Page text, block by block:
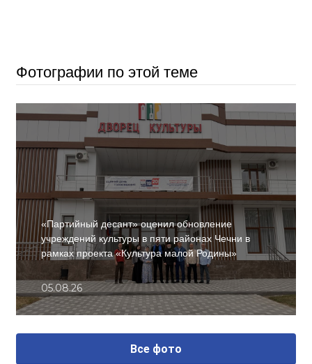
Фотографии по этой теме
«Партийный десант» оценил обновление
учреждений культуры в пяти районах Чечни в
рамках проекта «Культура малой Родины»
05.08.26
Все фото